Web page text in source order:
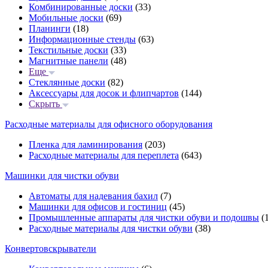
Комбинированные доски (33)
Мобильные доски (69)
Планинги (18)
Информационные стенды (63)
Текстильные доски (33)
Магнитные панели (48)
Еще
Стеклянные доски (82)
Аксессуары для досок и флипчартов (144)
Скрыть
Расходные материалы для офисного оборудования
Пленка для ламинирования (203)
Расходные материалы для переплета (643)
Машинки для чистки обуви
Автоматы для надевания бахил (7)
Машинки для офисов и гостиниц (45)
Промышленные аппараты для чистки обуви и подошвы
Расходные материалы для чистки обуви (38)
Конвертовскрыватели